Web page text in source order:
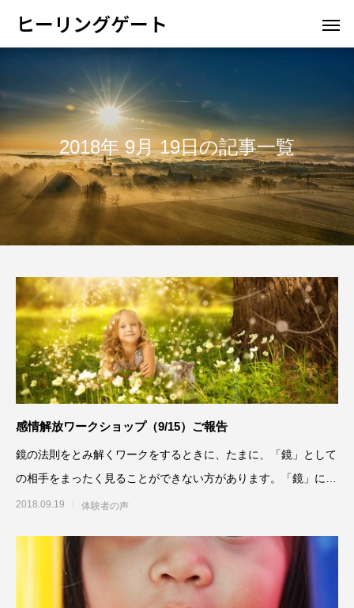
ヒーリングゲート
2018年 9月 19日の記事一覧
感情解放ワークショップ（9/15）ご報告
鏡の法則をとみ解くワークをするときに、たまに、「鏡」として
の相手をまったく見ることができない方があります。「鏡」に映
った像は自分自身なのです
2018.09.19 体験者の声